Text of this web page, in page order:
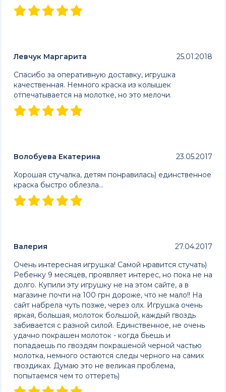
Левчук Маргарита
25.01.2018
Спасибо за оперативную доставку, игрушка
качественная. Немного краска из колышек
отпечатывается на молотке, но это мелочи.
Волобуева Екатерина
23.05.2017
Хорошая стучалка, детям понравилась) единственное
краска быстро облезла...
Валерия
27.04.2017
Очень интересная игрушка! Самой нравится стучать)
Ребенку 9 месяцев, проявляет интерес, но пока не на
долго. Купили эту игрушку не на этом сайте, а в
магазине почти на 100 грн дороже, что не мало!! На
сайт набрела чуть позже, через олх. Игрушка очень
яркая, большая, молоток большой, каждый гвоздь
забивается с разной силой. Единственное, не очень
удачно покрашен молоток - когда бьешь и
попадаешь по гвоздям покрашеной черной частью
молотка, немного остаются следы черного на самих
гвоздиках. Думаю это не великая проблема,
попытаемся чем то оттереть)